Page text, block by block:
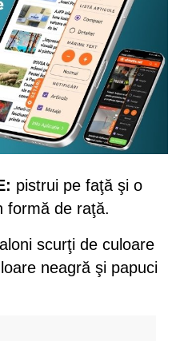
pistrui pe faţă şi o
formă de raţă.
scurţi de culoare
neagră şi papuci